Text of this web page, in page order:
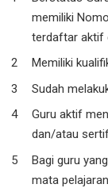
memiliki
terdaftar aktif
Memiliki
Sudah
Guru aktif
dan/atau
Bagi guru
mata